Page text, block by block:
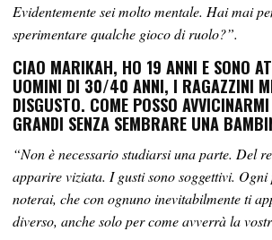
Evidentemente sei molto mentale. Hai mai
sperimentare qualche gioco di ruolo?”.
CIAO MARIKAH, HO 19 ANNI E SONO
UOMINI DI 30/40 ANNI, I RAGAZZINI
DISGUSTO. COME POSSO
GRANDI SENZA SEMBRARE UNA
“Non è necessario studiarsi una parte. Del
apparire viziata. I gusti sono soggettivi. Ogni
noterai, che con ognuno inevitabilmente ti
diverso, anche solo per come avverrà la